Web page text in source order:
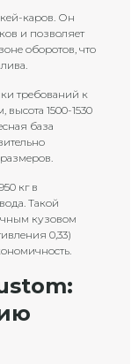
каров. Он
и позволяет
оборотов, что
требований к
1500-1530
база
кг в
Такой
кузовом
0,33)